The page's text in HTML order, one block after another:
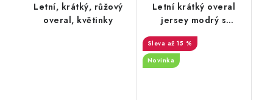
Letní, krátký, růžový
overal, květinky
Letní krátký overal
jersey modrý s
lodičkami
až 15 %
Novinka